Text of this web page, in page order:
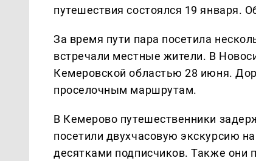
путешествия состоялся 19 января.
За время пути пара посетила
встречали местные жители. В
Кемеровской областью 28 июня.
проселочным маршрутам.
В Кемерово путешественники
посетили двухчасовую экскурсию
десятками подписчиков. Также они